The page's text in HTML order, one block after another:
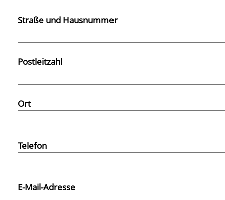
Straße und Hausnummer
Postleitzahl
Ort
Telefon
E-Mail-Adresse